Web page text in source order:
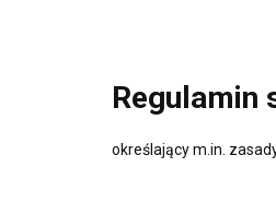
Regulamin
określający m.in.